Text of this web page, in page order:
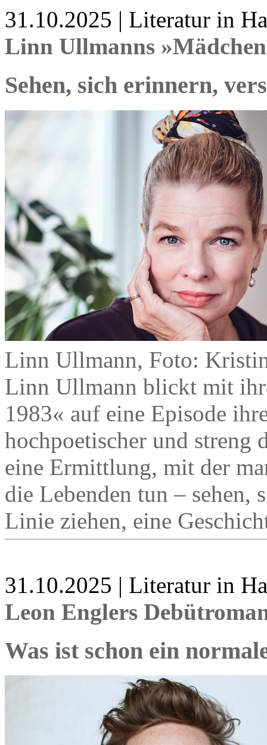
31.10.2025 | Literatur in
Linn Ullmanns
Sehen, sich erinnern,
Linn Ullmann, Foto:
Linn Ullmann blickt mit
1983« auf eine Episode
hochpoetischer und streng
eine Ermittlung, mit der
die Lebenden tun – sehen,
Linie ziehen, eine
31.10.2025 | Literatur in
Leon Englers
Was ist schon ein